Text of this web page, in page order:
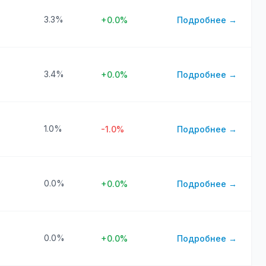
3.3% +0.0% Подробнее →
3.4% +0.0% Подробнее →
1.0% -1.0% Подробнее →
0.0% +0.0% Подробнее →
0.0% +0.0% Подробнее →